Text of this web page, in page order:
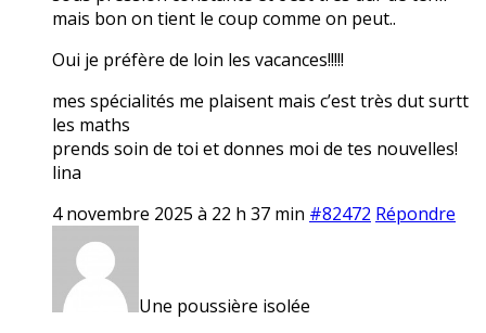
mais bon on tient le coup comme on peut..
Oui je préfère de loin les vacances!!!!!
mes spécialités me plaisent mais c’est très dut surtt
les maths
prends soin de toi et donnes moi de tes nouvelles!
lina
4 novembre 2025 à 22 h 37 min #82472 Répondre
Une poussière isolée